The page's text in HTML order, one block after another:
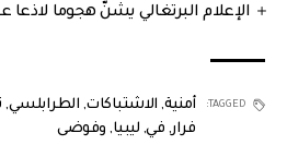
الإعلام البرتغالي يشنّ هجوما لاذعا
TAGGED: أمنية, الاشتباكات, الطرابلسي,
فرار, في, ليبيا, وفوضى